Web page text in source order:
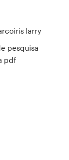
larry
pesquisa
pdf